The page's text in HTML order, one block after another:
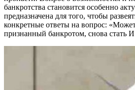
банкротства становится особенно
предназначена для того, чтобы
конкретные ответы на вопрос:
признанный банкротом, снова стать И